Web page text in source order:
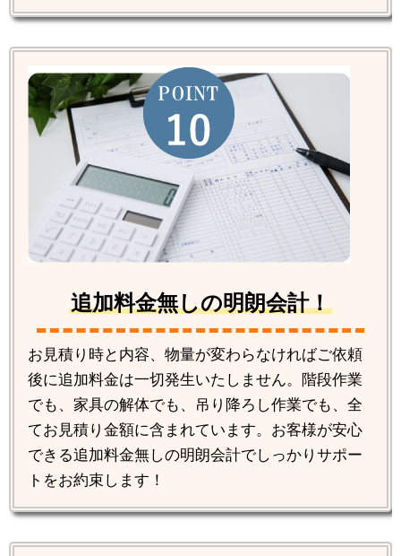
追加料金無しの明朗会計！
お見積り時と内容、物量が変わらなければご依頼
後に追加料金は一切発生いたしません。階段作業
でも、家具の解体でも、吊り降ろし作業でも、全
てお見積り金額に含まれています。お客様が安心
できる追加料金無しの明朗会計でしっかりサポー
トをお約束します！